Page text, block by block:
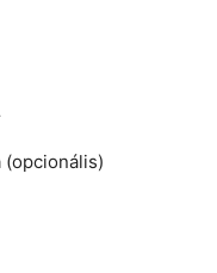
(opcionális)